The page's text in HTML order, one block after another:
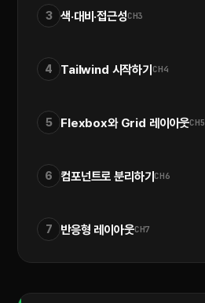
3 색·대비·접근성CH3
4 Tailwind 시작하기CH4
5 Flexbox와 Grid 레이아웃CH5
6 컴포넌트로 분리하기CH6
7 반응형 레이아웃CH7